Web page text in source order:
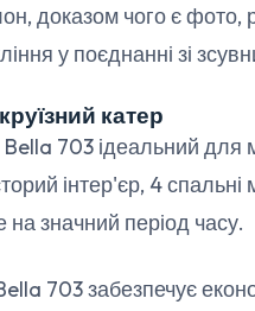
доказом чого є фото,
у поєднанні зі
катер
703 ідеальний для
інтер'єр, 4 спальні
значний період часу.
703 забезпечує